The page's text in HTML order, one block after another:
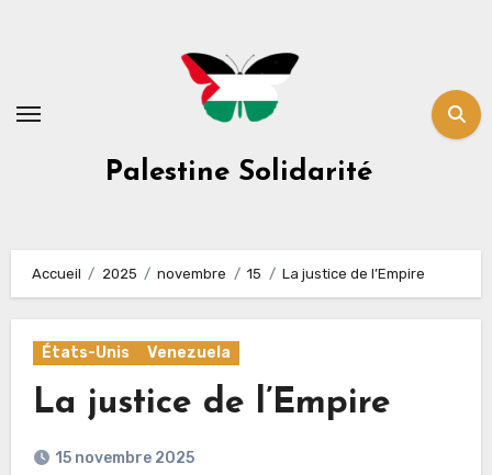
Palestine Solidarité
Accueil 2025 novembre 15 La justice de l’Empire
États-Unis Venezuela
La justice de l’Empire
15 novembre 2025